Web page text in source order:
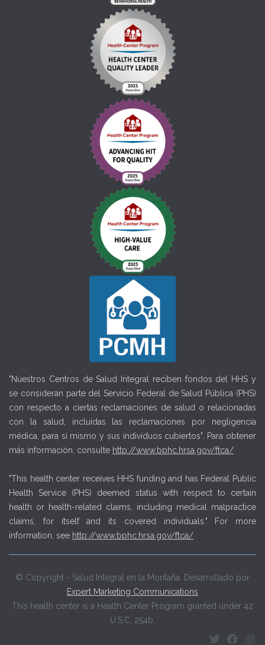
"Nuestros Centros de Salud Integral reciben fondos del HHS y
se consideran parte del Servicio Federal de Salud Pública (PHS)
con respecto a ciertas reclamaciones de salud o relacionadas
con la salud, incluidas las reclamaciones por negligencia
médica, para sí mismo y sus individuos cubiertos". Para obtener
más información, consulte http://www.bphc.hrsa.gov/ftca/
"This health center receives HHS funding and has Federal Public
Health Service (PHS) deemed status with respect to certain
health or health-related claims, including medical malpractice
claims, for itself and its covered individuals." For more
information, see http://www.bphc.hrsa.gov/ftca/
© Copyright - Salud Integral en la Montaña. Desarrollado por
Expert Marketing Communications
This health center is a Health Center Program granted under 42
U.S.C. 254b.